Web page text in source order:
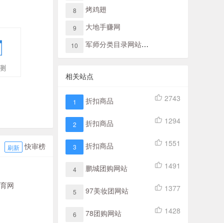
刷新 快审榜
网
8 烤鸡翅
9 大地手赚网
10 军师分类目录网站导航
相关站点
1 折扣商品 2743
2 折扣商品 1294
3 折扣商品 1551
4 鹏城团购网站 1491
5 97美妆团网站 1377
6 78团购网站 1428